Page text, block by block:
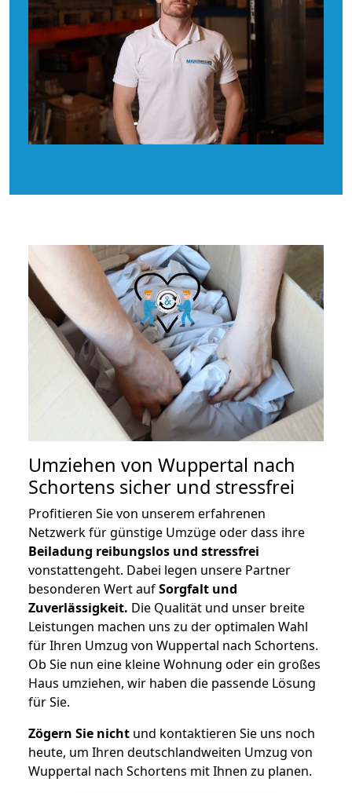
Umziehen von Wuppertal nach
Schortens sicher und stressfrei
Profitieren Sie von unserem erfahrenen
Netzwerk für günstige Umzüge oder dass ihre
Beiladung reibungslos und stressfrei
vonstattengeht. Dabei legen unsere Partner
besonderen Wert aufSorgfalt und
Zuverlässigkeit. Die Qualität und unser breite
Leistungen machen uns zu der optimalen Wahl
für Ihren Umzug von Wuppertal nach Schortens.
Ob Sie nun eine kleine Wohnung oder ein großes
Haus umziehen, wir haben die passende Lösung
für Sie.
Zögern Sie nicht und kontaktieren Sie uns noch
heute, um Ihren deutschlandweiten Umzug von
Wuppertal nach Schortens mit Ihnen zu planen.